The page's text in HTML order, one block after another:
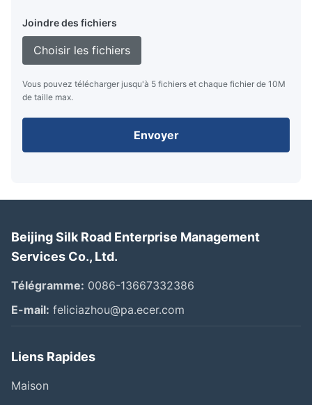
Joindre des fichiers
Choisir les fichiers
Vous pouvez télécharger jusqu'à 5 fichiers et chaque fichier de 10M
de taille max.
Envoyer
Beijing Silk Road Enterprise Management
Services Co., Ltd.
Télégramme: 0086-13667332386
E-mail: feliciazhou@pa.ecer.com
Liens Rapides
Maison